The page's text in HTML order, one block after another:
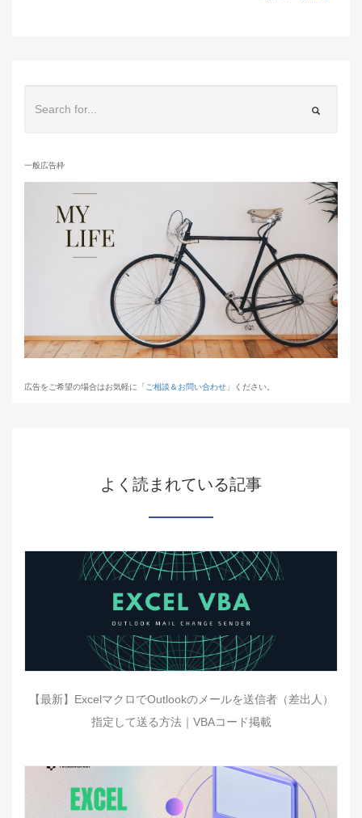
一般広告枠
広告をご希望の場合はお気軽に「ご相談＆お問い合わせ 」ください。
よく読まれている記事
【最新】ExcelマクロでOutlookのメールを送信者（差出人）
指定して送る方法｜VBAコード掲載